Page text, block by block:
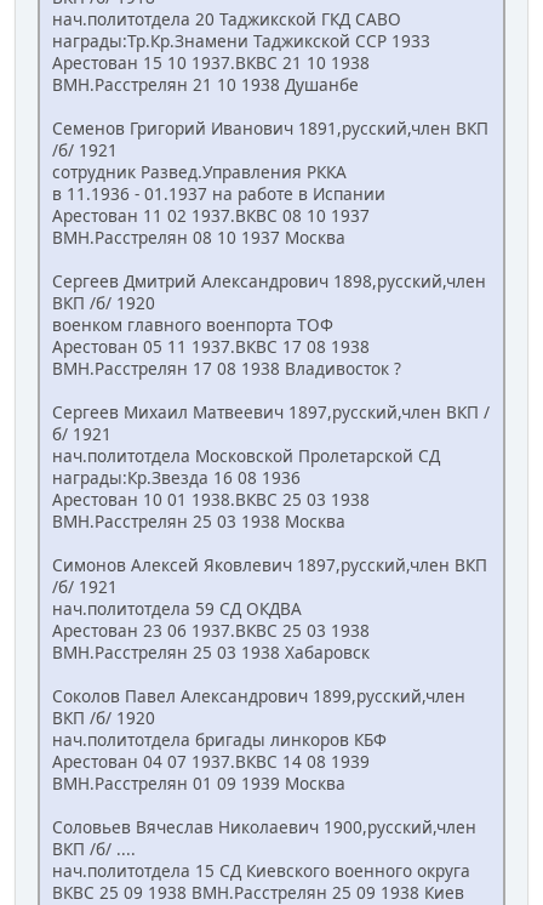
нач.политотдела 20 Таджикской ГКД САВО
награды:Тр.Кр.Знамени Таджикской ССР 1933
Арестован 15 10 1937.ВКВС 21 10 1938
ВМН.Расстрелян 21 10 1938 Душанбе
Семенов Григорий Иванович 1891,русский,член ВКП
/б/ 1921
сотрудник Развед.Управления РККА
в 11.1936 - 01.1937 на работе в Испании
Арестован 11 02 1937.ВКВС 08 10 1937
ВМН.Расстрелян 08 10 1937 Москва
Сергеев Дмитрий Александрович 1898,русский,член
ВКП /б/ 1920
военком главного военпорта ТОФ
Арестован 05 11 1937.ВКВС 17 08 1938
ВМН.Расстрелян 17 08 1938 Владивосток ?
Сергеев Михаил Матвеевич 1897,русский,член ВКП /
б/ 1921
нач.политотдела Московской Пролетарской СД
награды:Кр.Звезда 16 08 1936
Арестован 10 01 1938.ВКВС 25 03 1938
ВМН.Расстрелян 25 03 1938 Москва
Симонов Алексей Яковлевич 1897,русский,член ВКП
/б/ 1921
нач.политотдела 59 СД ОКДВА
Арестован 23 06 1937.ВКВС 25 03 1938
ВМН.Расстрелян 25 03 1938 Хабаровск
Соколов Павел Александрович 1899,русский,член
ВКП /б/ 1920
нач.политотдела бригады линкоров КБФ
Арестован 04 07 1937.ВКВС 14 08 1939
ВМН.Расстрелян 01 09 1939 Москва
Соловьев Вячеслав Николаевич 1900,русский,член
ВКП /б/ ....
нач.политотдела 15 СД Киевского военного округа
ВКВС 25 09 1938 ВМН.Расстрелян 25 09 1938 Киев